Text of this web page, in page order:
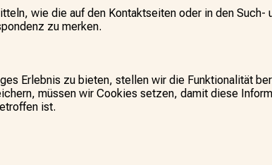
wie die auf den Kontaktseiten oder in den
zu merken.
Erlebnis zu bieten, stellen wir die Funktionalität
müssen wir Cookies setzen, damit diese
ist.